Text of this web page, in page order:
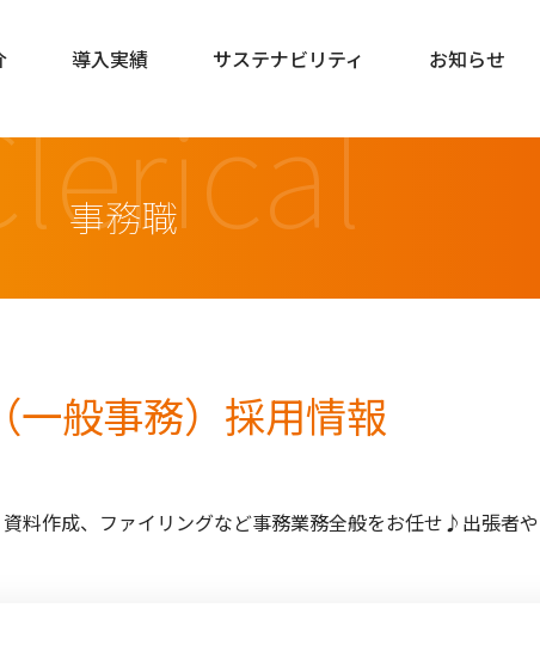
導入実績 サステナビリティ お知らせ
work
事務職
一般事務）採用情報
料作成、ファイリングなど事務業務全般をお任せ♪出張者